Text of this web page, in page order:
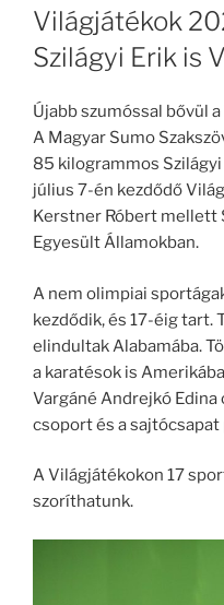
Világjátékok
Szilágyi Erik is
Újabb szumóssal bővül
A Magyar Sumo
85 kilogrammos
július 7-én kezdődő
Kerstner Róbert mellett
Egyesült Államokban.
A nem olimpiai
kezdődik, és 17-éig tart.
elindultak Alabamába.
a karatésok is
Vargáné Andrejkó
csoport és a
A Világjátékokon 17
szoríthatunk.